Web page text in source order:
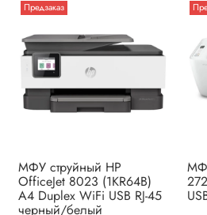
Предзаказ
МФУ струйный HP
OfficeJet 8023 (1KR64B)
A4 Duplex WiFi USB RJ-45
черный/белый